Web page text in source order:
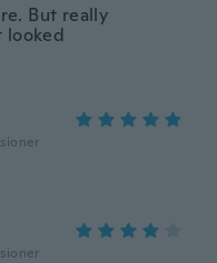
But really
looked